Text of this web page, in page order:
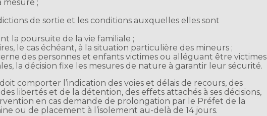
mesure ;
de sortie et les conditions auxquelles elles sont
la poursuite de la vie familiale ;
le cas échéant, à la situation particulière des mineurs ;
des personnes et enfants victimes ou alléguant être victimes
la décision fixe les mesures de nature à garantir leur sécurité.
comporter l’indication des voies et délais de recours, des
libertés et de la détention, des effets attachés à ses décisions,
en cas demande de prolongation par le Préfet de la
ou de placement à l’isolement au-delà de 14 jours.